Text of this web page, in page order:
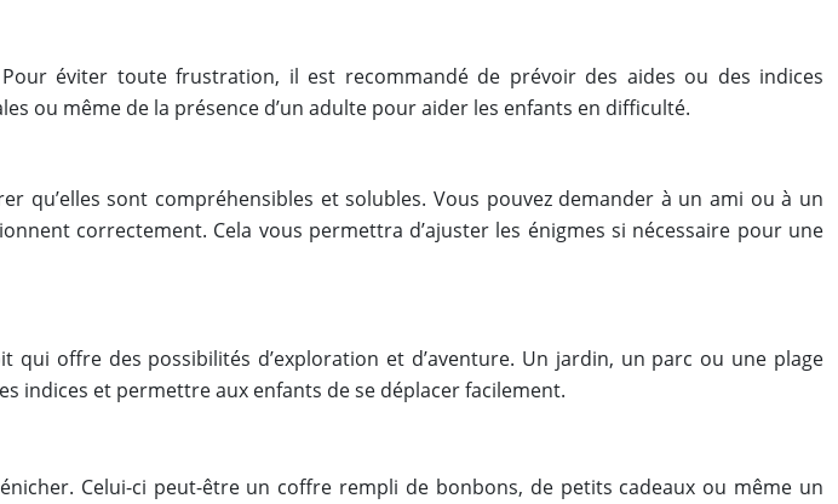
éviter toute frustration, il est recommandé de prévoir des aides ou des indices
ou même de la présence d’un adulte pour aider les enfants en difficulté.
sont compréhensibles et solubles. Vous pouvez demander à un ami ou à un
correctement. Cela vous permettra d’ajuster les énigmes si nécessaire pour une
offre des possibilités d’exploration et d’aventure. Un jardin, un parc ou une plage
indices et permettre aux enfants de se déplacer facilement.
Celui-ci peut-être un coffre rempli de bonbons, de petits cadeaux ou même un